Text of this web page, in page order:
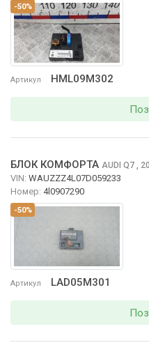
-50%
Артикул HML09M302
-50%
Артикул LAD05M301
БЛОК КОМФОРТА AUDI Q7 ,
VIN: WAUZZZ4L07D059233
Номер: 4l0907290